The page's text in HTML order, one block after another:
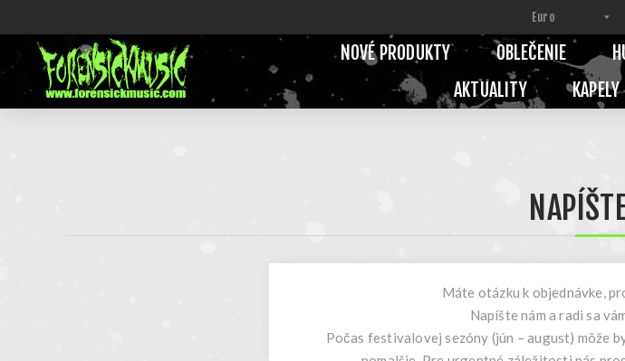
NOVÉ PRODUKTY OBLEČENIE
AKTUALITY
KAPELY
Máte otázku k objednávke,
Napíšte nám a radi sa
Počas festivalovej sezóny (jún – august) môže